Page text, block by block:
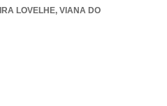
LOVELHE, VIANA DO